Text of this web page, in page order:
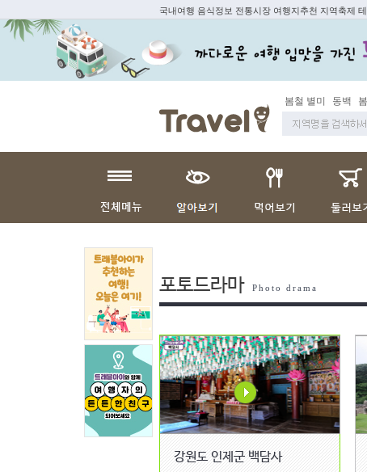
국내여행 음식정보 전통시장 여행지추천 지역축제
봄철 별미 동백
포토드라마 Photo drama
강원도 인제군 백담사